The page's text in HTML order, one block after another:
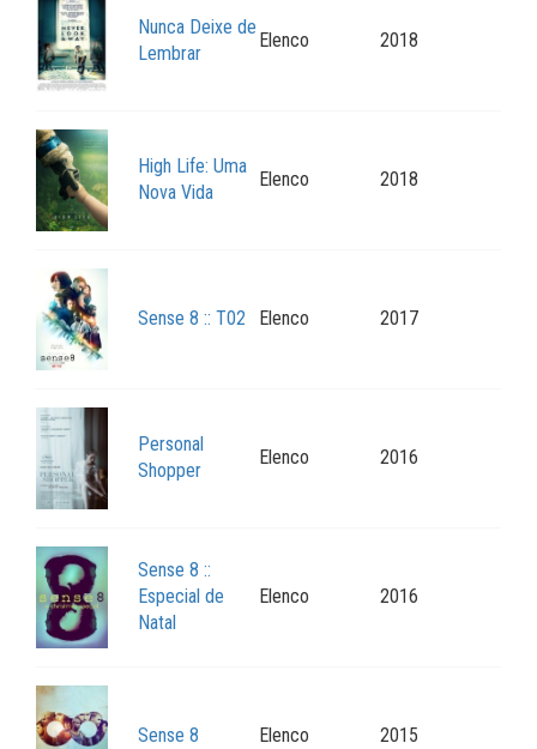
Nunca Deixe de
Lembrar
Elenco 2018
High Life: Uma
Nova Vida
Elenco 2018
Sense 8 :: T02 Elenco 2017
Personal
Shopper
Elenco 2016
Sense 8 ::
Especial de
Natal
Elenco 2016
Sense 8 Elenco 2015